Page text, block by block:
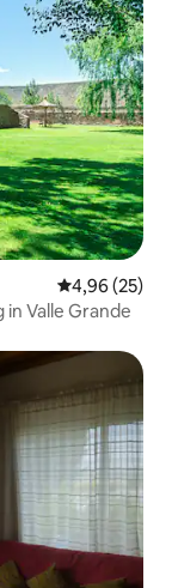
Gemiddelde
4,96 (25)
Valle Grande